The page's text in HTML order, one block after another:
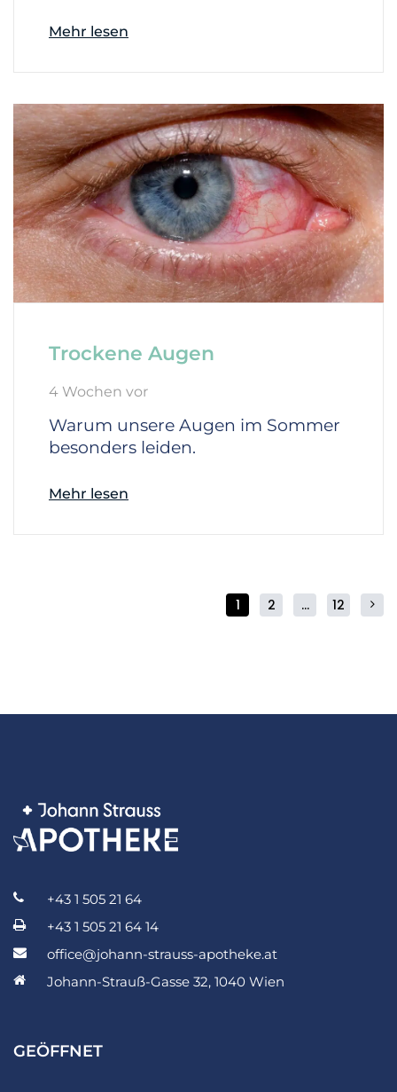
Mehr lesen
Trockene Augen
4 Wochen vor
Warum unsere Augen im Sommer
besonders leiden.
Mehr lesen
1 2 ... 12
+43 1 505 21 64
+43 1 505 21 64 14
office@johann-strauss-apotheke.at
Johann-Strauß-Gasse 32, 1040 Wien
GEÖFFNET